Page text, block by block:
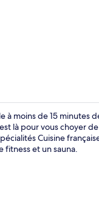
à moins de 15
là pour vous choyer
Cuisine
fitness et un sauna.